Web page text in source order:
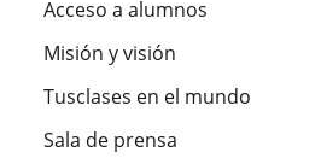
Acceso a alumnos
Misión y visión
Tusclases en el mundo
Sala de prensa